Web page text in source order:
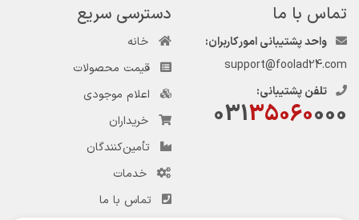
تماس با ما
واحد پشتیبانی امور کاربران:
support@foolad24.com
تلفن پشتیبانی:
03135060000
دسترسی سریع
خانه
قیمت محصولات
اعلام موجودی
خریداران
تأمین‌کنندگان
خدمات
تماس با ما